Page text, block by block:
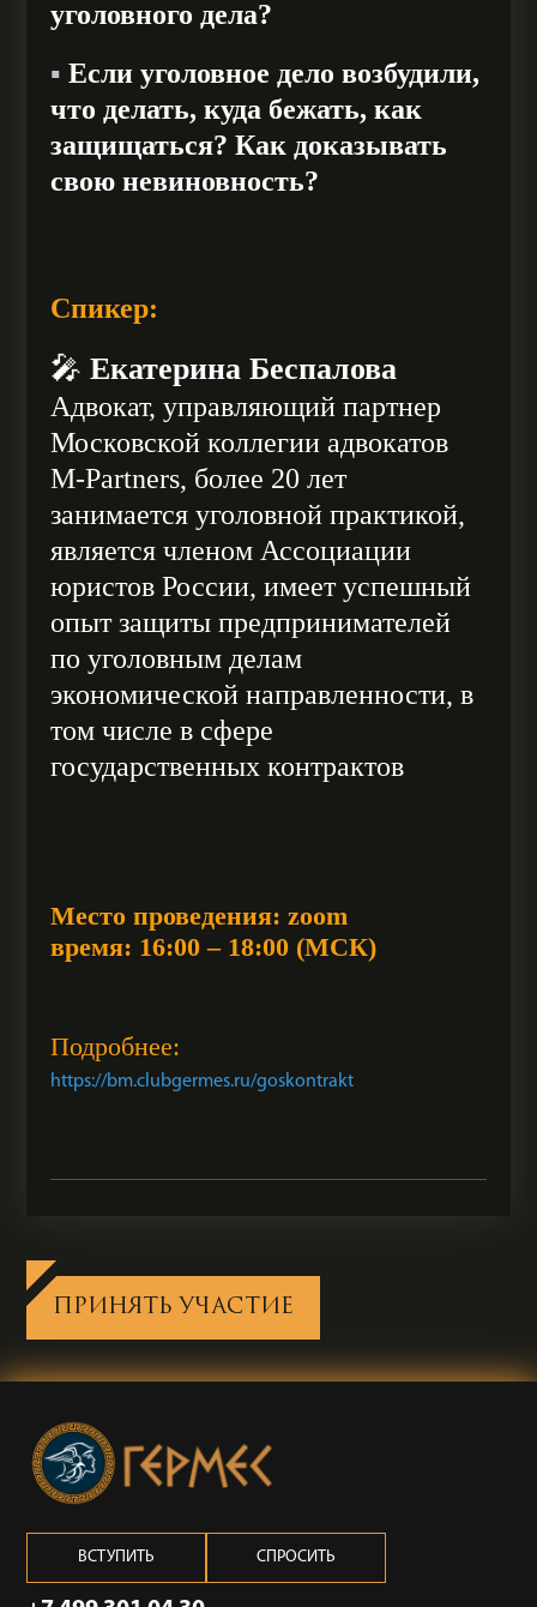
уголовного дела?
▪️ Если уголовное дело возбудили,
что делать, куда бежать, как
защищаться? Как доказывать
свою невиновность?
Спикер:
🎤 Екатерина Беспалова
Адвокат, управляющий партнер
Московской коллегии адвокатов
M-Partners, более 20 лет
занимается уголовной практикой,
является членом Ассоциации
юристов России, имеет успешный
опыт защиты предпринимателей
по уголовным делам
экономической направленности, в
том числе в сфере
государственных контрактов
Место проведения: zoom
время: 16:00 – 18:00 (МСК)
Подробнее:
https://bm.clubgermes.ru/goskontrakt
ПРИНЯТЬ УЧАСТИЕ
ВСТУПИТЬ СПРОСИТЬ